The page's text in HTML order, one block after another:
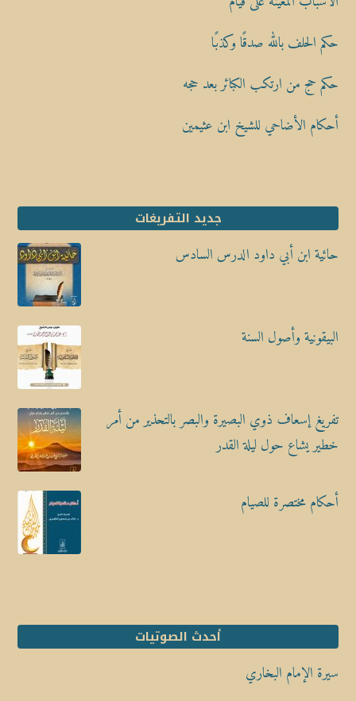
حكم الحلف بالله صدقًا وكذبًا
حكم حج من ارتكب الكبائر بعد حجه
أحكام الأضاحي للشيخ ابن عثيمين
جديد التفريغات
حائية ابن أبي داود الدرس السادس
البيقونية وأصول السنة
تفريغ إسعاف ذوي البصيرة والبصر بالتحذير من أمر
خطير يشاع حول ليلة القدر
أحكام مختصرة للصيام
أحدث الصوتيات
سيرة الإمام البخاري